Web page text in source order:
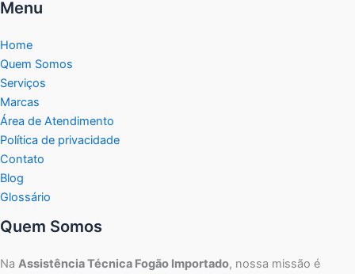
Menu
Home
Quem Somos
Serviços
Marcas
Área de Atendimento
Política de privacidade
Contato
Blog
Glossário
Quem Somos
Na Assistência Técnica Fogão Importado, nossa missão é